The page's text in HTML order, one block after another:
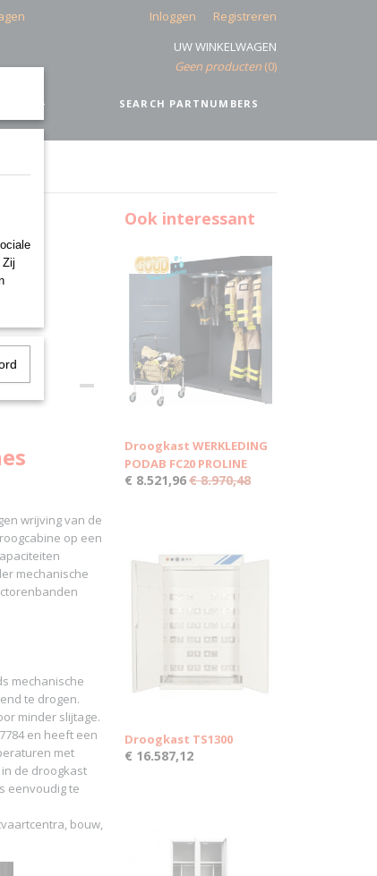
Inloggen
Registreren
UW WINKELWAGEN
Geen producten (0)
SEARCH PARTNUMBERS
+
wrijving van de
op een
mechanische
mechanische
te drogen.
minder slijtage.
en heeft een
met
de droogkast
eenvoudig te
bouw,
Ook interessant
Droogkast WERKLEDING
PODAB FC20 PROLINE
€ 8.521,96€ 8.970,48
Droogkast TS1300
€ 16.587,12